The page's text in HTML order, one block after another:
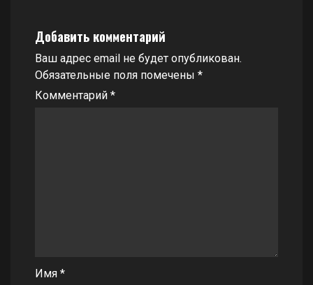
Добавить комментарий
Ваш адрес email не будет опубликован.
Обязательные поля помечены *
Комментарий *
Имя *